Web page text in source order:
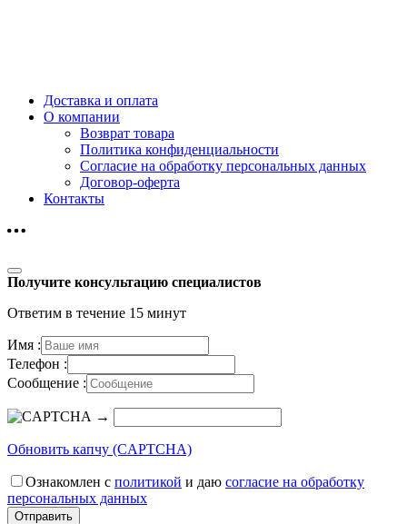
Доставка и оплата
О компании
Возврат товара
Политика конфиденциальности
Согласие на обработку персональных данных
Договор-оферта
Контакты
Получите консультацию специалистов
Ответим в течение 15 минут
Имя :
Телефон :
Сообщение :
→
Обновить капчу (CAPTCHA)
Ознакомлен с политикой и даю согласие на обработку
персональных данных